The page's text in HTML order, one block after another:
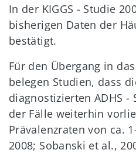
In der KIGGS - Studie
bisherigen Daten der
bestätigt.
Für den Übergang in
belegen Studien, dass
diagnostizierten ADHS -
der Fälle weiterhin
Prävalenzraten von ca.
2008; Sobanski et al.,